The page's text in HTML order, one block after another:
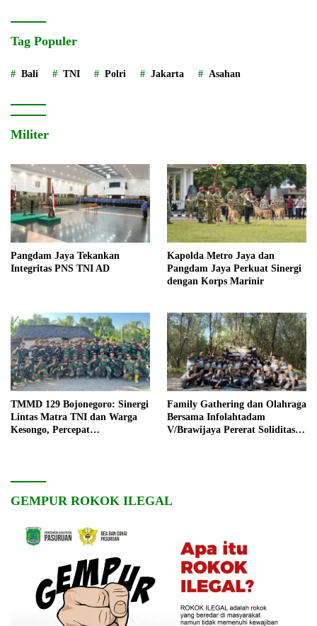
Tag Populer
Bali TNI Polri Jakarta Asahan
Militer
Pangdam Jaya Tekankan
Integritas PNS TNI AD
Kapolda Metro Jaya dan
Pangdam Jaya Perkuat Sinergi
dengan Korps Marinir
TMMD 129 Bojonegoro: Sinergi
Lintas Matra TNI dan Warga
Kesongo, Percepat
Family Gathering dan Olahraga
Bersama Infolahtadam
V/Brawijaya Pererat Soliditas
GEMPUR ROKOK ILEGAL